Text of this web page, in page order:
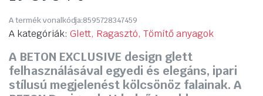
A termék vonalkódja:8595728347459
A kategóriák: Glett, Ragasztó, Tömítő anyagok
A BETON EXCLUSIVE design glett
felhasználásával egyedi és elegáns, ipari
stílusú megjelenést kölcsönöz falainak. A